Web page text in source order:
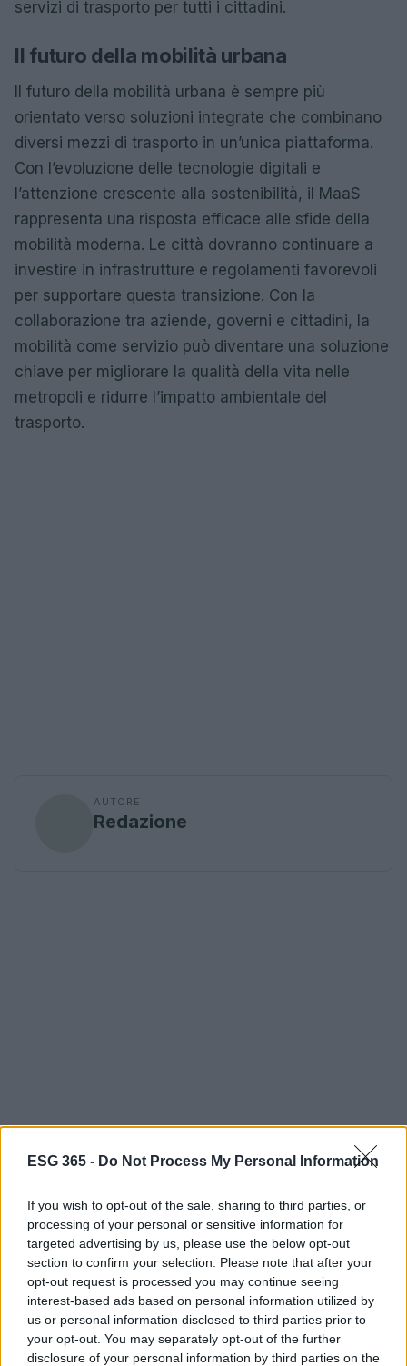
ESG 365 - Do Not Process My Personal Information
If you wish to opt-out of the sale, sharing to third parties, or
processing of your personal or sensitive information for
targeted advertising by us, please use the below opt-out
section to confirm your selection. Please note that after your
opt-out request is processed you may continue seeing
interest-based ads based on personal information utilized by
us or personal information disclosed to third parties prior to
your opt-out. You may separately opt-out of the further
disclosure of your personal information by third parties on the
servizi di trasporto per tutti i cittadini.
Il futuro della mobilità urbana
Il futuro della mobilità urbana è sempre più
orientato verso soluzioni integrate che combinano
diversi mezzi di trasporto in un’unica piattaforma.
Con l’evoluzione delle tecnologie digitali e
l’attenzione crescente alla sostenibilità, il MaaS
rappresenta una risposta efficace alle sfide della
mobilità moderna. Le città dovranno continuare a
investire in infrastrutture e regolamenti favorevoli
per supportare questa transizione. Con la
collaborazione tra aziende, governi e cittadini, la
mobilità come servizio può diventare una soluzione
chiave per migliorare la qualità della vita nelle
metropoli e ridurre l’impatto ambientale del
trasporto.
AUTORE
Redazione
Continua a leggere
SOSTENIBILITÀ